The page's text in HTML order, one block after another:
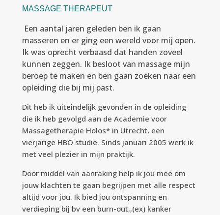
MASSAGE THERAPEUT
Een aantal jaren geleden ben ik gaan
masseren en er ging een wereld voor mij open.
Ik was oprecht verbaasd dat handen zoveel
kunnen zeggen. Ik besloot van massage mijn
beroep te maken en ben gaan zoeken naar een
opleiding die bij mij past.
Dit heb ik uiteindelijk gevonden in de opleiding
die ik heb gevolgd aan de Academie voor
Massagetherapie Holos* in Utrecht, een
vierjarige HBO studie. Sinds januari 2005 werk ik
met veel plezier in mijn praktijk.
Door middel van aanraking help ik jou mee om
jouw klachten te gaan begrijpen met alle respect
altijd voor jou. Ik bied jou ontspanning en
verdieping bij bv een burn-out,,(ex) kanker